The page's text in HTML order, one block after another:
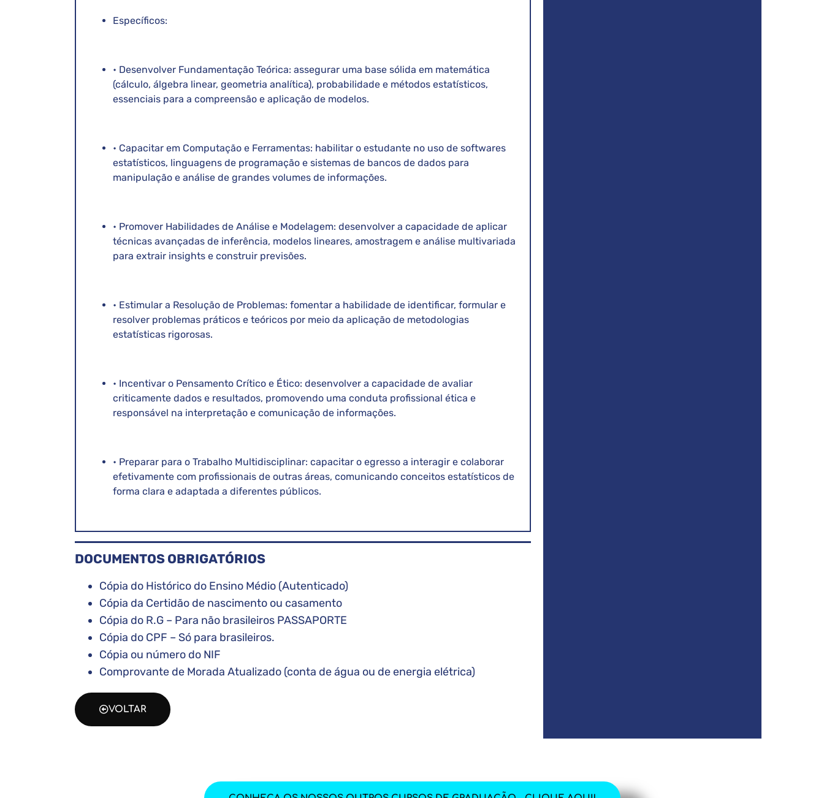
Específicos:
• Desenvolver Fundamentação Teórica: assegurar uma base sólida em matemática
(cálculo, álgebra linear, geometria analítica), probabilidade e métodos estatísticos,
essenciais para a compreensão e aplicação de modelos.
• Capacitar em Computação e Ferramentas: habilitar o estudante no uso de softwares
estatísticos, linguagens de programação e sistemas de bancos de dados para
manipulação e análise de grandes volumes de informações.
• Promover Habilidades de Análise e Modelagem: desenvolver a capacidade de aplicar
técnicas avançadas de inferência, modelos lineares, amostragem e análise multivariada
para extrair insights e construir previsões.
• Estimular a Resolução de Problemas: fomentar a habilidade de identificar, formular e
resolver problemas práticos e teóricos por meio da aplicação de metodologias
estatísticas rigorosas.
• Incentivar o Pensamento Crítico e Ético: desenvolver a capacidade de avaliar
criticamente dados e resultados, promovendo uma conduta profissional ética e
responsável na interpretação e comunicação de informações.
• Preparar para o Trabalho Multidisciplinar: capacitar o egresso a interagir e colaborar
efetivamente com profissionais de outras áreas, comunicando conceitos estatísticos de
forma clara e adaptada a diferentes públicos.
DOCUMENTOS OBRIGATÓRIOS
Cópia do Histórico do Ensino Médio (Autenticado)
Cópia da Certidão de nascimento ou casamento
Cópia do R.G – Para não brasileiros PASSAPORTE
Cópia do CPF – Só para brasileiros.
Cópia ou número do NIF
Comprovante de Morada Atualizado (conta de água ou de energia elétrica)
VOLTAR